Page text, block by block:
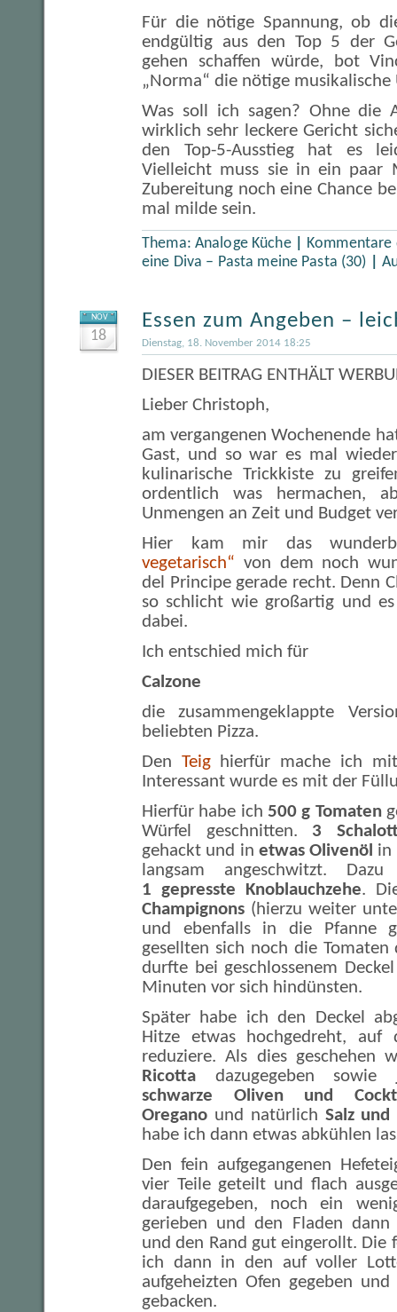
Für die nötige Spannung, ob
endgültig aus den Top 5 der
gehen schaffen würde, bot
„Norma“ die nötige
Was soll ich sagen? Ohne die
wirklich sehr leckere Gericht
den Top-5-Ausstieg hat es
Vielleicht muss sie in ein paar
Zubereitung noch eine Chance
mal milde sein.
Thema: Analoge Küche
eine Diva – Pasta meine Pasta (30)
NOV
18
Essen zum Angeben –
Dienstag, 18. November 2014 18:25
DIESER BEITRAG ENTHÄLT
Lieber Christoph,
am vergangenen Wochenende
Gast, und so war es mal
kulinarische Trickkiste zu
ordentlich was hermachen,
Unmengen an Zeit und Budget
Hier kam mir das
vegetarisch“ von dem noch
del Principe gerade recht. Denn
so schlicht wie großartig und
dabei.
Ich entschied mich für
Calzone
die zusammengeklappte
beliebten Pizza.
Den Teighierfür mache ich
Interessant wurde es mit der
Hierfür habe ich 500 g Tomaten
Würfel geschnitten. 3
gehackt und in etwas Olivenöl in
langsam angeschwitzt.
1 gepresste Knoblauchzehe.
Champignons (hierzu weiter
und ebenfalls in die Pfanne
gesellten sich noch die Tomaten
durfte bei geschlossenem
Minuten vor sich hindünsten.
Später habe ich den Deckel
Hitze etwas hochgedreht, auf
reduziere. Als dies geschehen
Ricotta dazugegeben sowie
schwarze Oliven und
Oregano und natürlich Salz
habe ich dann etwas abkühlen
Den fein aufgegangenen
vier Teile geteilt und flach
daraufgegeben, noch ein
gerieben und den Fladen
und den Rand gut eingerollt. Die
ich dann in den auf voller
aufgeheizten Ofen gegeben
gebacken.